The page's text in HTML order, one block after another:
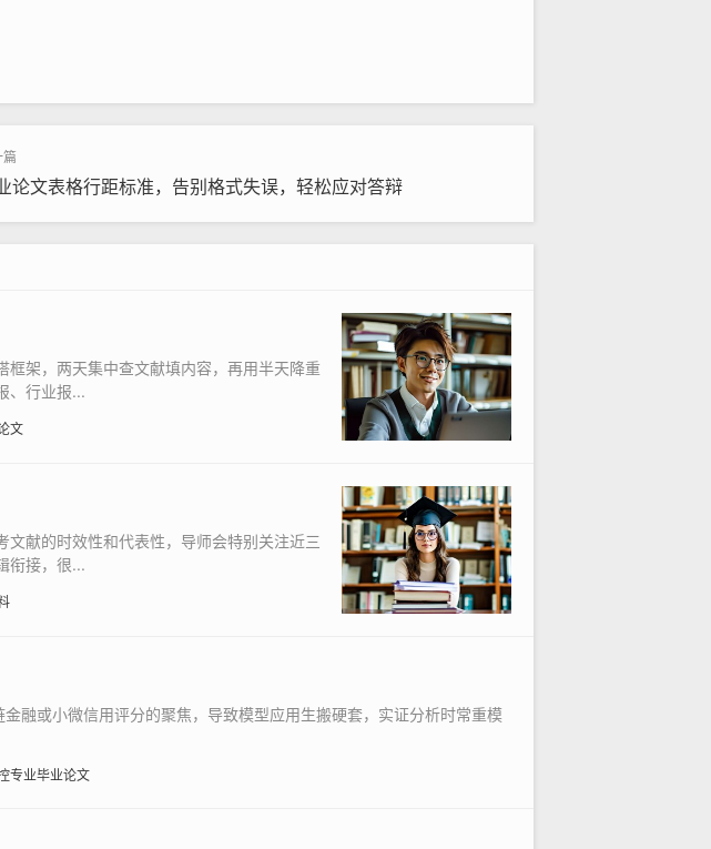
论文表格行距标准，告别格式失误，轻松应对答辩
架，两天集中查文献填内容，再用半天降重
、行业报...
文
献的时效性和代表性，导师会特别关注近三
衔接，很...
融或小微信用评分的聚焦，导致模型应用生搬硬套，实证分析时常重模
专业毕业论文